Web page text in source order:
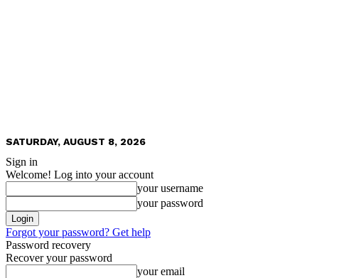
SATURDAY, AUGUST 8, 2026
Sign in
Welcome! Log into your account
your username
your password
Forgot your password? Get help
Password recovery
Recover your password
your email